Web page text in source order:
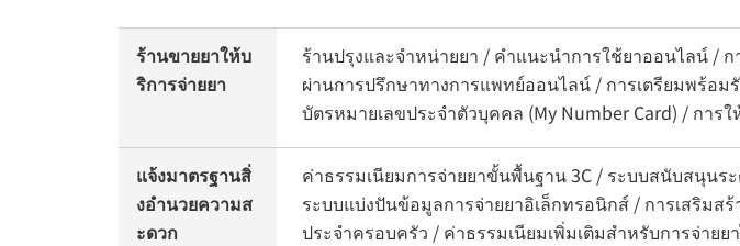
ร้านขายยาให้บ
ริการจ่ายยา
ร้านปรุงและจำหน่ายยา / คำแนะนำการใช้ยาออนไลน์ /
ผ่านการปรึกษาทางการแพทย์ออนไลน์ / การเตรียมพร้อ
บัตรหมายเลขประจำตัวบุคคล (My Number Card) / กา
แจ้งมาตรฐานสิ่
งอำนวยความส
ะดวก
ค่าธรรมเนียมการจ่ายยาขั้นพื้นฐาน 3C / ระบบสนับสนุน
ระบบแบ่งปันข้อมูลการจ่ายยาอิเล็กทรอนิกส์ / การเสริมส
ประจำครอบครัว / ค่าธรรมเนียมเพิ่มเติมสำหรับการจ่ายย